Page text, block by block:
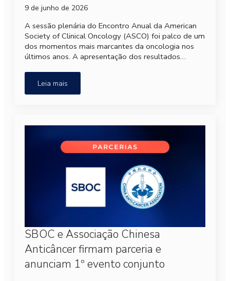
9 de junho de 2026
A sessão plenária do Encontro Anual da American
Society of Clinical Oncology (ASCO) foi palco de um
dos momentos mais marcantes da oncologia nos
últimos anos. A apresentação dos resultados…
Leia mais
SBOC e Associação Chinesa
Anticâncer firmam parceria e
anunciam 1º evento conjunto